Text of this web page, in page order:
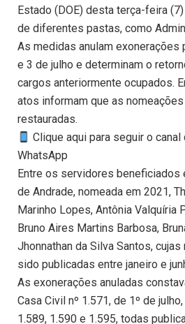
Estado (DOE) desta terça-feira
de diferentes pastas, como
As medidas anulam exonerações
e 3 de julho e determinam o
cargos anteriormente ocupados.
atos informam que as
restauradas.
Clique aqui para seguir o canal
WhatsApp
Entre os servidores beneficiados
de Andrade, nomeada em 2021,
Marinho Lopes, Antônia Valquíria
Bruno Aires Martins Barbosa,
Jhonnathan da Silva Santos,
sido publicadas entre janeiro e
As exonerações anuladas
Casa Civil nº 1.571, de 1º de
1.589, 1.590 e 1.595, todas